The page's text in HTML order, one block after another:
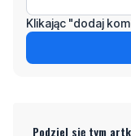
Klikając "dodaj
Podziel się tym